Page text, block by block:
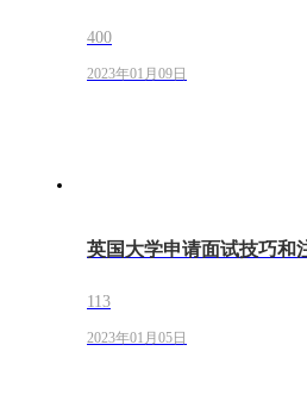
400
2023年01月09日
英国大学申请面试技巧和
113
2023年01月05日